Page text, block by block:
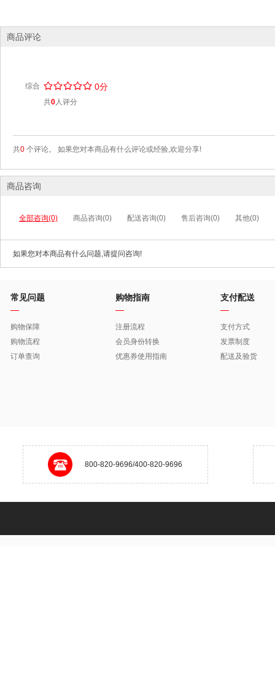
商品评论
综合 /////
..... 0分
共0人评分
共0 个评论。 如果您对本商品有什么评论或经验,欢迎分享!
商品咨询
全部咨询(0) 商品咨询(0) 配送咨询(0) 售后咨询(0) 其他(0)
如果您对本商品有什么问题,请提问咨询!
常见问题
购物保障
购物流程
订单查询
购物指南
注册流程
会员身份转换
优惠券使用指南
支付配送
支付方式
发票制度
配送及验货
800-820-9696/400-820-9696